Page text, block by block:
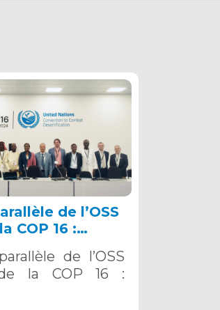
de l’OSS
COP 16 :
d’Alerte
12
de l’OSS
la COP 16 :